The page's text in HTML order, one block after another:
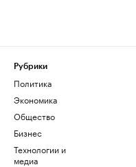
Рубрики
Политика
Экономика
Общество
Бизнес
Технологии и
медиа